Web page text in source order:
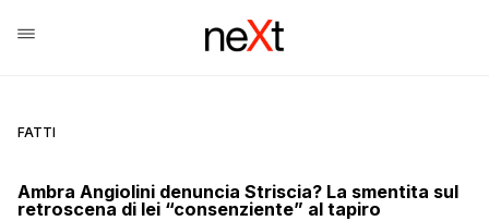
FATTI
Ambra Angiolini denuncia Striscia? La smentita sul
retroscena di lei “consenziente” al tapiro